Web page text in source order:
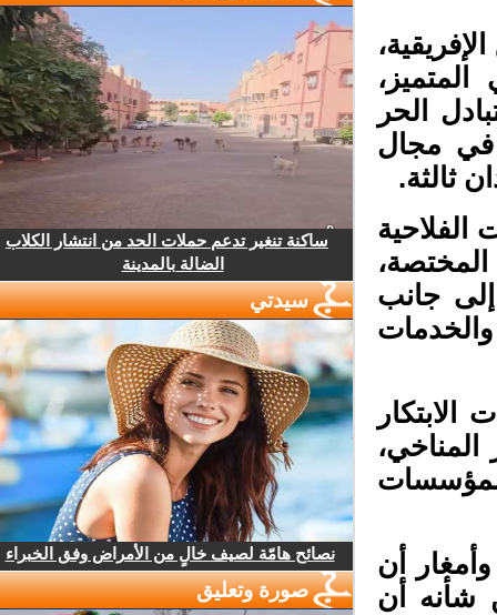
الحر
في مجال
ثالثة.
جانب
أن
شأنه أن
ساكنة تنغير تدعم حملات الحد من انتشار الكلاب
الضالة بالمدينة
سيدتي
نصائح هامّة لصيف خالٍ من الأمراض وفق الخبراء
صورة وتعليق